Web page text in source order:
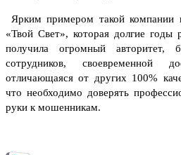
Ярким примером такой
«Твой Свет», которая долгие годы
получила огромный авторитет,
сотрудников,
отличающаяся от других 100%
что необходимо доверять
руки к мошенникам.